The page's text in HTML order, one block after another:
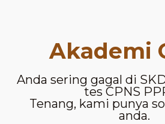
Akademi
Anda sering gagal di
tes CPNS
Tenang, kami punya
anda.